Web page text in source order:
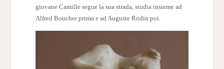
giovane Camille segue la sua strada, studia insieme ad
Alfred Boucher prima e ad Auguste Rodin poi.